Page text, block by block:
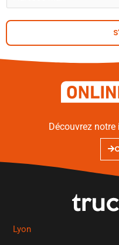
m
a
Découvrez
Lyon